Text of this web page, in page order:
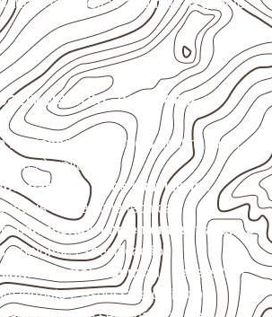
ou sujeitas a contato frequente
com avaliação
fabricação de móveisdestinados a
à umidade.
paredes, pisos e divisórias,
com a ficha técnica.
carrocerias, implementos, trailers e
, conforme especificação.
de montagem que necessitam
formato e espessura definidos.